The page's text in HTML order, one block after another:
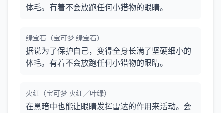
体毛。有着不会放跑任何小猎物的眼睛。
绿宝石（宝可梦 绿宝石）
据说为了保护自己，变得全身长满了坚硬细小的
体毛。有着不会放跑任何小猎物的眼睛。
火红（宝可梦 火红／叶绿）
在黑暗中也能让眼睛发挥雷达的作用来活动。会